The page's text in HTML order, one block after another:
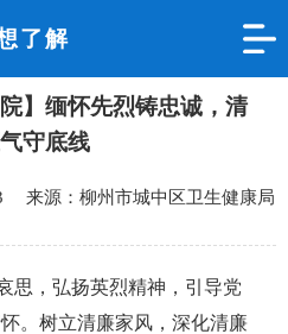
了解
】缅怀先烈铸忠诚，清
守底线
来源：柳州市城中区卫生健康局
思，弘扬英烈精神，引导党
。树立清廉家风，深化清廉